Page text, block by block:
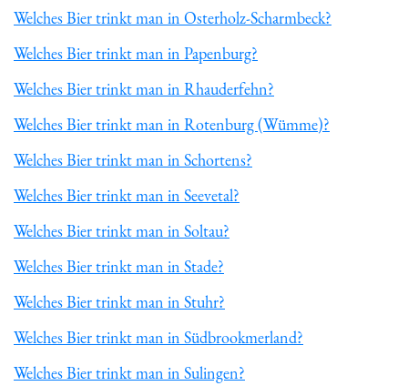
Welches Bier trinkt man in Osterholz-Scharmbeck?
Welches Bier trinkt man in Papenburg?
Welches Bier trinkt man in Rhauderfehn?
Welches Bier trinkt man in Rotenburg (Wümme)?
Welches Bier trinkt man in Schortens?
Welches Bier trinkt man in Seevetal?
Welches Bier trinkt man in Soltau?
Welches Bier trinkt man in Stade?
Welches Bier trinkt man in Stuhr?
Welches Bier trinkt man in Südbrookmerland?
Welches Bier trinkt man in Sulingen?